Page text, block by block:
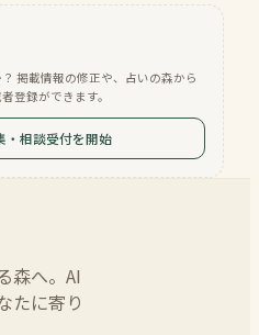
掲載情報の修正や、占いの森から
登録ができます。
・相談受付を開始
森へ。AI
たに寄り